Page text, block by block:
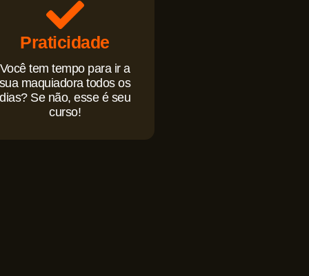
Praticidade
Você tem tempo para ir a
maquiadora todos os
dias? Se não, esse é seu
curso!